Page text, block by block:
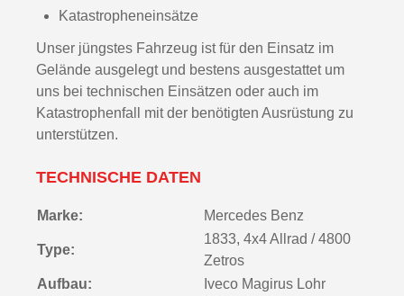
Katastropheneinsätze
Unser jüngstes Fahrzeug ist für den Einsatz im
Gelände ausgelegt und bestens ausgestattet um
uns bei technischen Einsätzen oder auch im
Katastrophenfall mit der benötigten Ausrüstung zu
unterstützen.
TECHNISCHE DATEN
Marke: Mercedes Benz
Type:
1833, 4x4 Allrad / 4800
Zetros
Aufbau:
Iveco Magirus Lohr